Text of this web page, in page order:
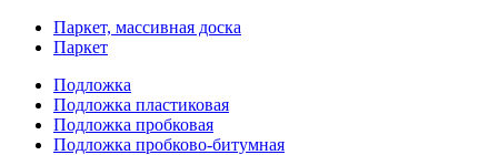
Паркет, массивная доска
Паркет
Подложка
Подложка пластиковая
Подложка пробковая
Подложка пробково-битумная